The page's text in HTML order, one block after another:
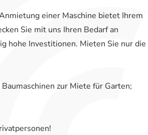
einer Maschine bietet Ihrem
Sie mit uns Ihren Bedarf an
hohe Investitionen. Mieten Sie nur die
zur Miete für Garten;